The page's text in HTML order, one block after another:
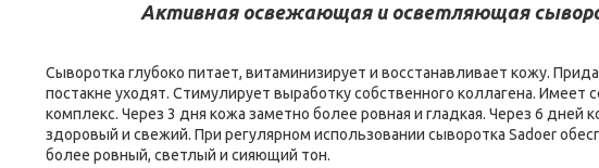
Активная освежающая и осветляющая
Сыворотка глубоко питает, витаминизирует и восстанавливает кожу.
постакне уходят. Стимулирует выработку собственного коллагена.
комплекс. Через 3 дня кожа заметно более ровная и гладкая. Через 6 дней
здоровый и свежий. При регулярном использовании сыворотка Sadoer
более ровный, светлый и сияющий тон.